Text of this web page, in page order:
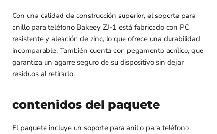
Con una calidad de construcción superior, el soporte para
anillo para teléfono Bakeey ZJ-1 está fabricado con PC
resistente y aleación de zinc, lo que ofrece una durabilidad
incomparable. También cuenta con pegamento acrílico, que
garantiza un agarre seguro de su dispositivo sin dejar
residuos al retirarlo.
contenidos del paquete
El paquete incluye un soporte para anillo para teléfono